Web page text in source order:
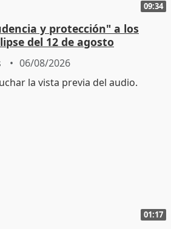
09:34
y protección" a los
del 12 de agosto
06/08/2026
01:17